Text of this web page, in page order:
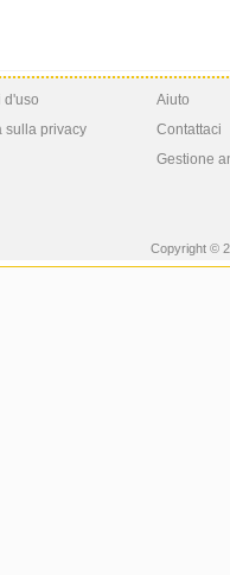
d'uso
sulla privacy
Aiuto
Contattaci
Gestione
Copyright ©